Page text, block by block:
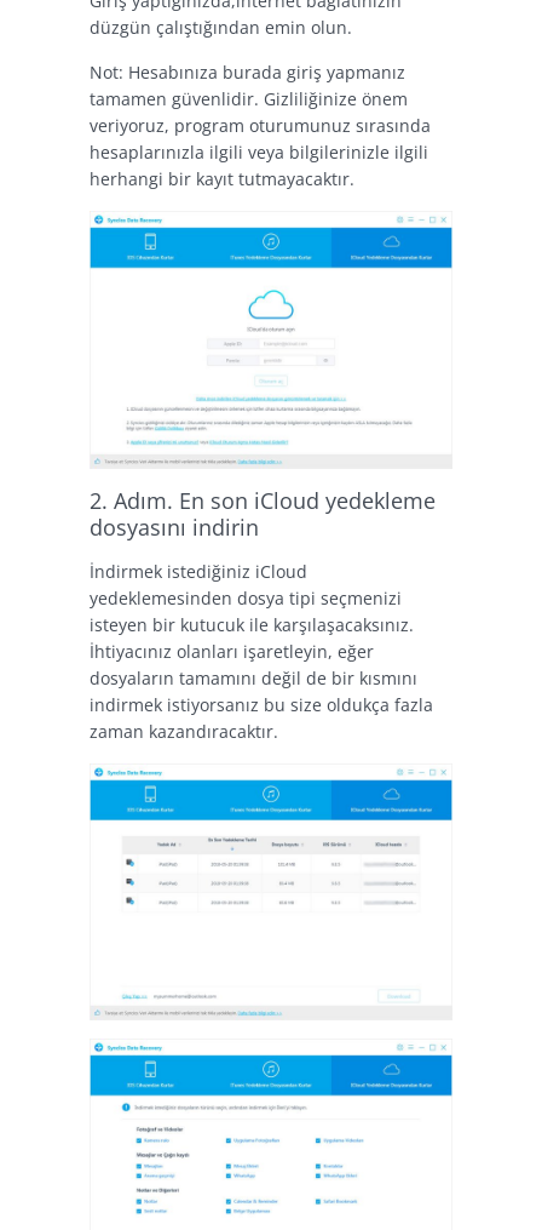
düzgün çalıştığından emin olun.
Not: Hesabınıza burada giriş yapmanız
tamamen güvenlidir. Gizliliğinize önem
veriyoruz, program oturumunuz sırasında
hesaplarınızla ilgili veya bilgilerinizle ilgili
herhangi bir kayıt tutmayacaktır.
2. Adım. En son iCloud yedekleme
dosyasını indirin
İndirmek istediğiniz iCloud
yedeklemesinden dosya tipi seçmenizi
isteyen bir kutucuk ile karşılaşacaksınız.
İhtiyacınız olanları işaretleyin, eğer
dosyaların tamamını değil de bir kısmını
indirmek istiyorsanız bu size oldukça fazla
zaman kazandıracaktır.